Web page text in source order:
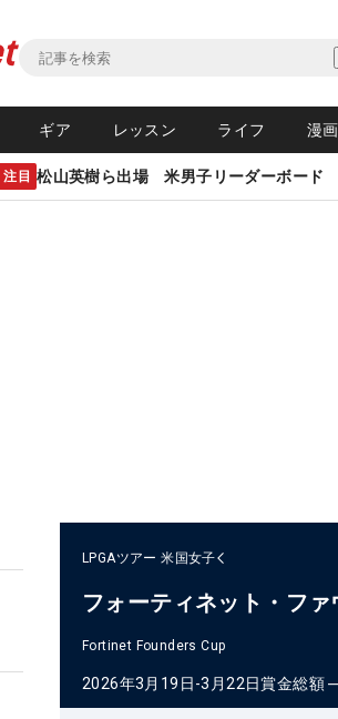
ギア レッスン ライフ 漫画
注目 松山英樹ら出場 米男子リーダーボード
LPGAツアー 米国女子
フォーティネット・フ
Fortinet Founders Cup
2026年3月19日-3月22日賞金総額